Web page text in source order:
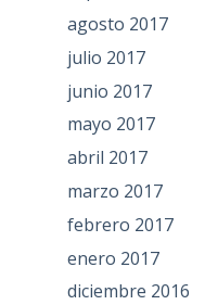
agosto 2017
julio 2017
junio 2017
mayo 2017
abril 2017
marzo 2017
febrero 2017
enero 2017
diciembre 2016